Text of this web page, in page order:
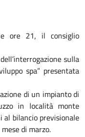
ore 21, il consiglio
sulla
spa” presentata
di un impianto di
in località monte
al bilancio previsionale
di marzo.